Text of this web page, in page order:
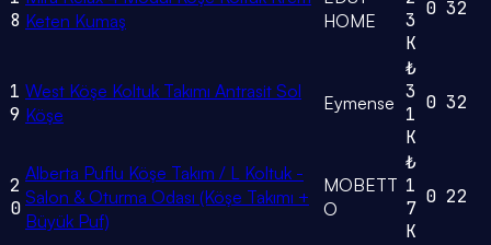
8 Keten Kumaş
HOME
3
K
0 32
1
9
West Köşe Koltuk Takımı Antrasit Sol
Köşe
Eymense
₺
3
1
K
0 32
2
0
Alberta Puflu Köşe Takım / L Koltuk -
Salon & Oturma Odası (Köşe Takımı +
Büyük Puf)
MOBETT
O
₺
1
7
K
0 22